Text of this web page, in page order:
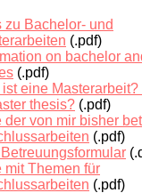
zu Bachelor- und
(.pdf)
on bachelor
(.pdf)
ist eine Masterarbeit?
thesis? (.pdf)
der von mir bisher
(.pdf)
mit Themen für
(.pdf)